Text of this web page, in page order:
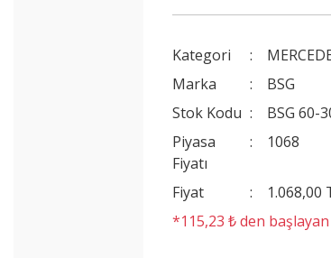
Kategori
Marka
BSG
Stok Kodu
BSG 60-
Piyasa
Fiyatı
1068
Fiyat
1.068,00
*115,23 ₺ den